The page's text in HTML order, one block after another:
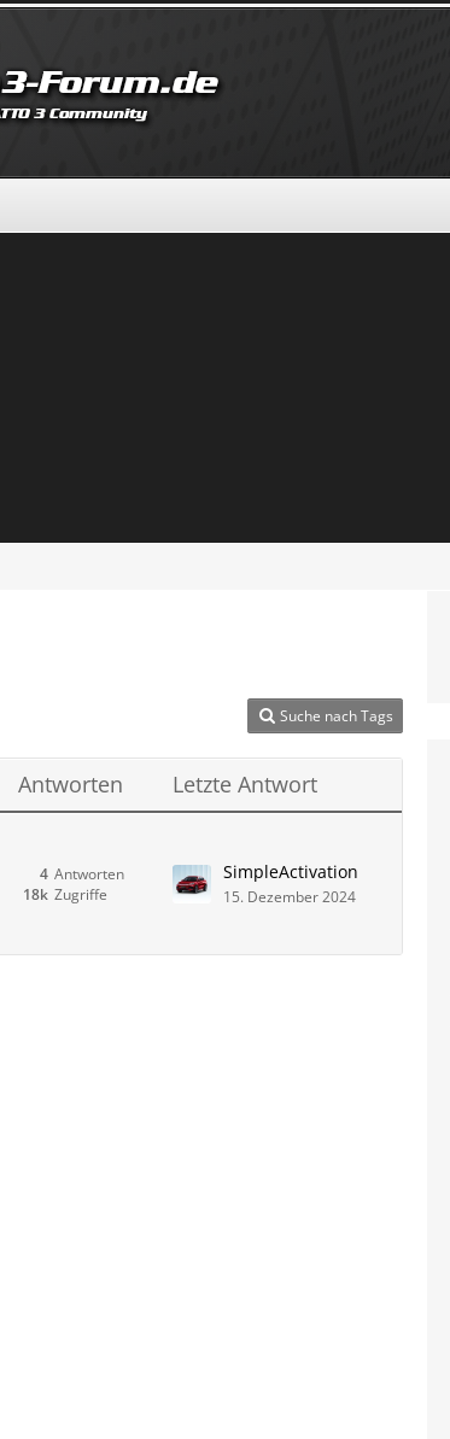
Suche nach Tags
Antworten
Letzte Antwort
Antworten
4
Zugriffe
18k
SimpleActivation
15. Dezember 2024